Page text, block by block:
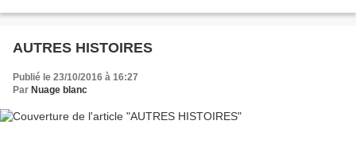
AUTRES HISTOIRES
Publié le 23/10/2016 à 16:27
Par Nuage blanc